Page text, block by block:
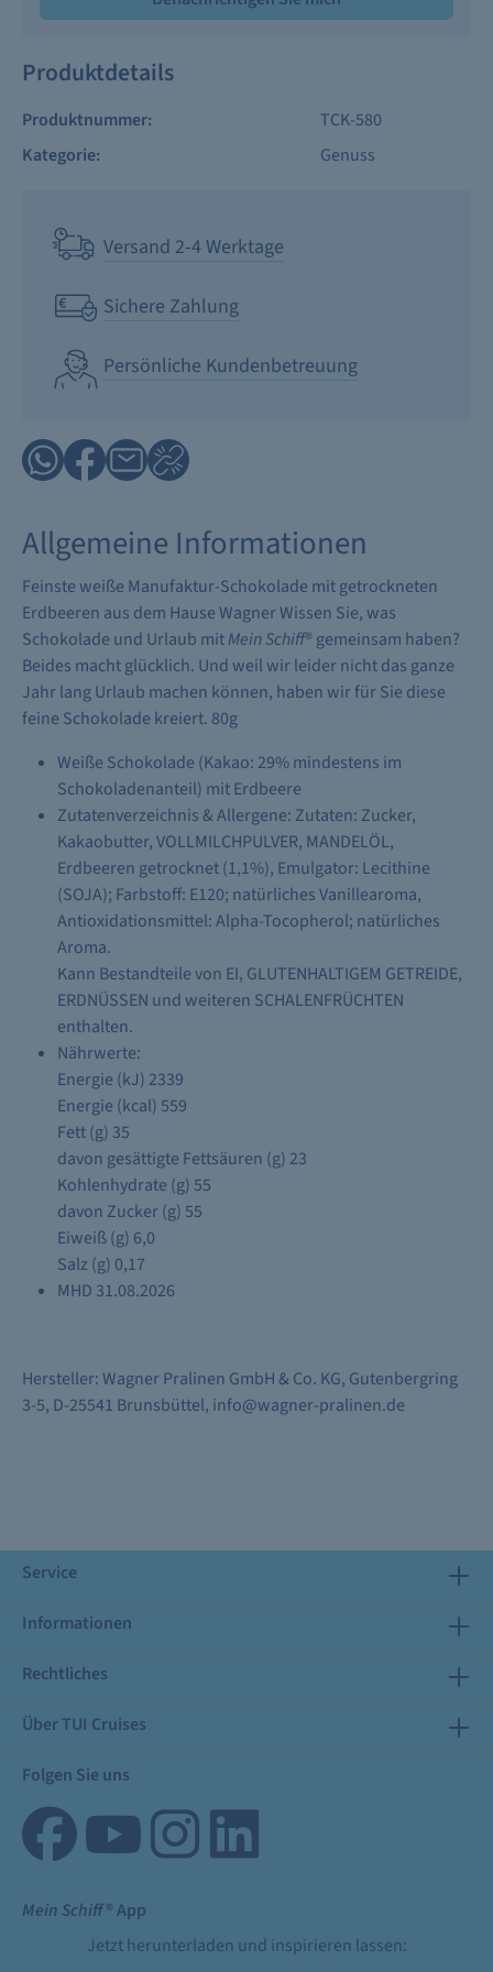
Produktdetails
Produktnummer:
TCK-580
Kategorie:
Genuss
Versand 2-4 Werktage
Sichere Zahlung
Persönliche Kundenbetreuung
Allgemeine Informationen
Feinste weiße Manufaktur-Schokolade mit getrockneten
Erdbeeren aus dem Hause Wagner Wissen Sie, was
Schokolade und Urlaub mitMein Schiff® gemeinsam haben?
Beides macht glücklich. Und weil wir leider nicht das ganze
Jahr lang Urlaub machen können, haben wir für Sie diese
feine Schokolade kreiert. 80g
Weiße Schokolade (Kakao: 29% mindestens im
Schokoladenanteil) mit Erdbeere
Zutatenverzeichnis & Allergene: Zutaten: Zucker,
Kakaobutter, VOLLMILCHPULVER, MANDELÖL,
Erdbeeren getrocknet (1,1%), Emulgator: Lecithine
(SOJA); Farbstoff: E120; natürliches Vanillearoma,
Antioxidationsmittel: Alpha-Tocopherol; natürliches
Aroma.
Kann Bestandteile von EI, GLUTENHALTIGEM GETREIDE,
ERDNÜSSEN und weiteren SCHALENFRÜCHTEN
enthalten.
Nährwerte:
Energie (kJ) 2339
Energie (kcal) 559
Fett (g) 35
davon gesättigte Fettsäuren (g) 23
Kohlenhydrate (g) 55
davon Zucker (g) 55
Eiweiß (g) 6,0
Salz (g) 0,17
MHD 31.08.2026
Hersteller: Wagner Pralinen GmbH & Co. KG, Gutenbergring
3-5, D-25541 Brunsbüttel, info@wagner-pralinen.de
Service
Informationen
Rechtliches
Über TUI Cruises
Folgen Sie uns
Mein Schiff® App
Jetzt herunterladen und inspirieren lassen: